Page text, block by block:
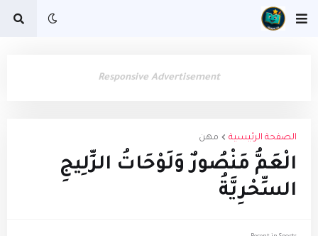
Responsive Advertisement
الصفحة الرئيسية مهن
الْعَمُّ مَنْصُورٌ وَلَوْحَاتُ الزِّلِيجِ
السِّحْرِيَّةُ